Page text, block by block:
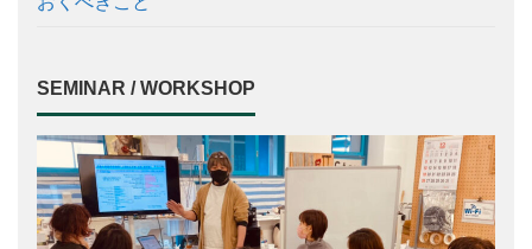
SEMINAR / WORKSHOP